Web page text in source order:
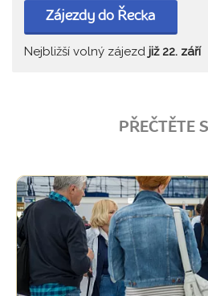
Zájezdy do Řecka
Nejbližší volný zájezd již 22. září
PŘEČTĚTE